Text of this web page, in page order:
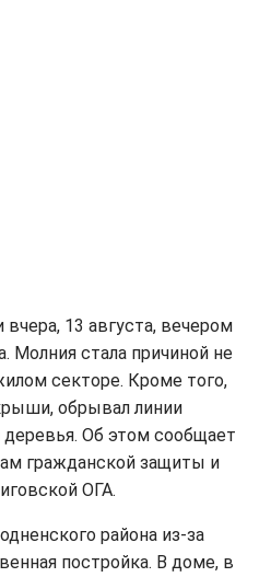
13 августа, вечером
Молния стала причиной не
секторе. Кроме того,
обрывал линии
деревья. Об этом сообщает
гражданской защиты и
ОГА.
района из-за
постройка. В доме, в